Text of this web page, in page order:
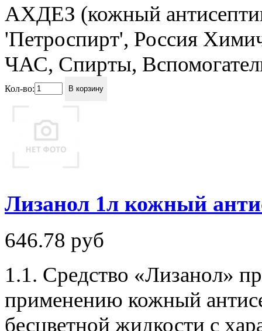
АХДЕЗ (кожный
'Петроспирт', Россия
ЧАС, Спирты,
Кол-во: В корзину
Лизанол 1л кожный
646.78 руб
1.1. Средство «Лизанол»
применению кожный
бесцветной жидкости с